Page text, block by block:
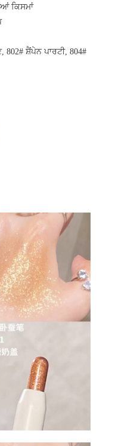
ਕਿਸਮਾਂ
ਸ਼ੈਂਪੇਨ ਪਾਰਟੀ, 804#